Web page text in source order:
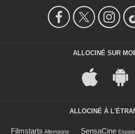
ALLOCINÉ SUR
ALLOCINÉ À
Filmstarts Allemagne SensaCine